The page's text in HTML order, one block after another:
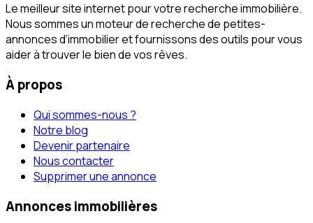
Le meilleur site internet pour votre recherche immobilière.
Nous sommes un moteur de recherche de petites-
annonces d‘immobilier et fournissons des outils pour vous
aider à trouver le bien de vos rêves.
À propos
Qui sommes-nous ?
Notre blog
Devenir partenaire
Nous contacter
Supprimer une annonce
Annonces immobilières